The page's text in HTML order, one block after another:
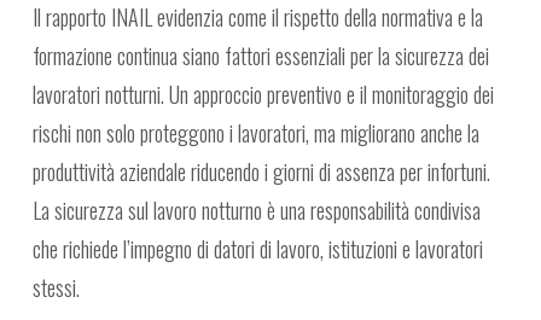
Il rapporto INAIL evidenzia come il rispetto della normativa e la
formazione continua siano fattori essenziali per la sicurezza dei
lavoratori notturni. Un approccio preventivo e il monitoraggio dei
rischi non solo proteggono i lavoratori, ma migliorano anche la
produttività aziendale riducendo i giorni di assenza per infortuni.
La sicurezza sul lavoro notturno è una responsabilità condivisa
che richiede l’impegno di datori di lavoro, istituzioni e lavoratori
stessi.